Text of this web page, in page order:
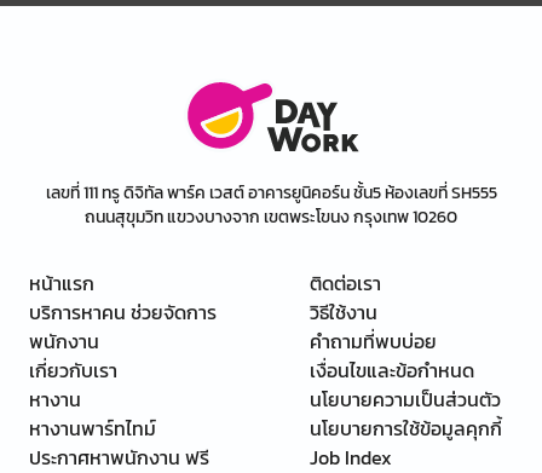
เลขที่ 111 ทรู ดิจิทัล พาร์ค เวสต์ อาคารยูนิคอร์น ชั้น5 ห้องเลขที่ SH555
ถนนสุขุมวิท แขวงบางจาก เขตพระโขนง กรุงเทพ 10260
หน้าแรก
บริการหาคน ช่วยจัดการ
พนักงาน
เกี่ยวกับเรา
หางาน
หางานพาร์ทไทม์
ประกาศหาพนักงาน ฟรี
ติดต่อเรา
วิธีใช้งาน
คำถามที่พบบ่อย
เงื่อนไขและข้อกำหนด
นโยบายความเป็นส่วนตัว
นโยบายการใช้ข้อมูลคุกกี้
Job Index